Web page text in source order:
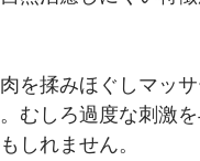
を揉みほぐしマッ
むしろ過度な刺激
しれません。